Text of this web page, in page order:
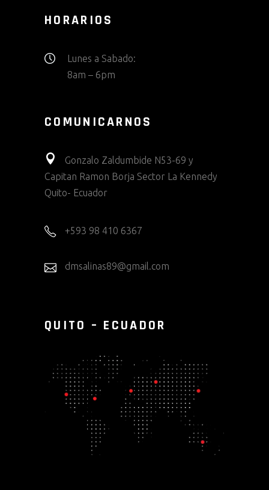
HORARIOS
Lunes a Sabado:
8am – 6pm
COMUNICARNOS
Gonzalo Zaldumbide N53-69 y
Capitan Ramon Borja Sector La Kennedy
Quito- Ecuador
+593 98 410 6367
dmsalinas89@gmail.com
QUITO – ECUADOR